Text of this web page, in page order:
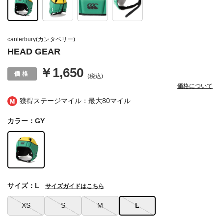
獲得ステージマイル：最大80マイル
canterbury(カンタベリー)
HEAD GEAR
￥1,650 (税込)
価格について
カラー：GY
XS S M L
サイズ：L サイズガイドはこちら